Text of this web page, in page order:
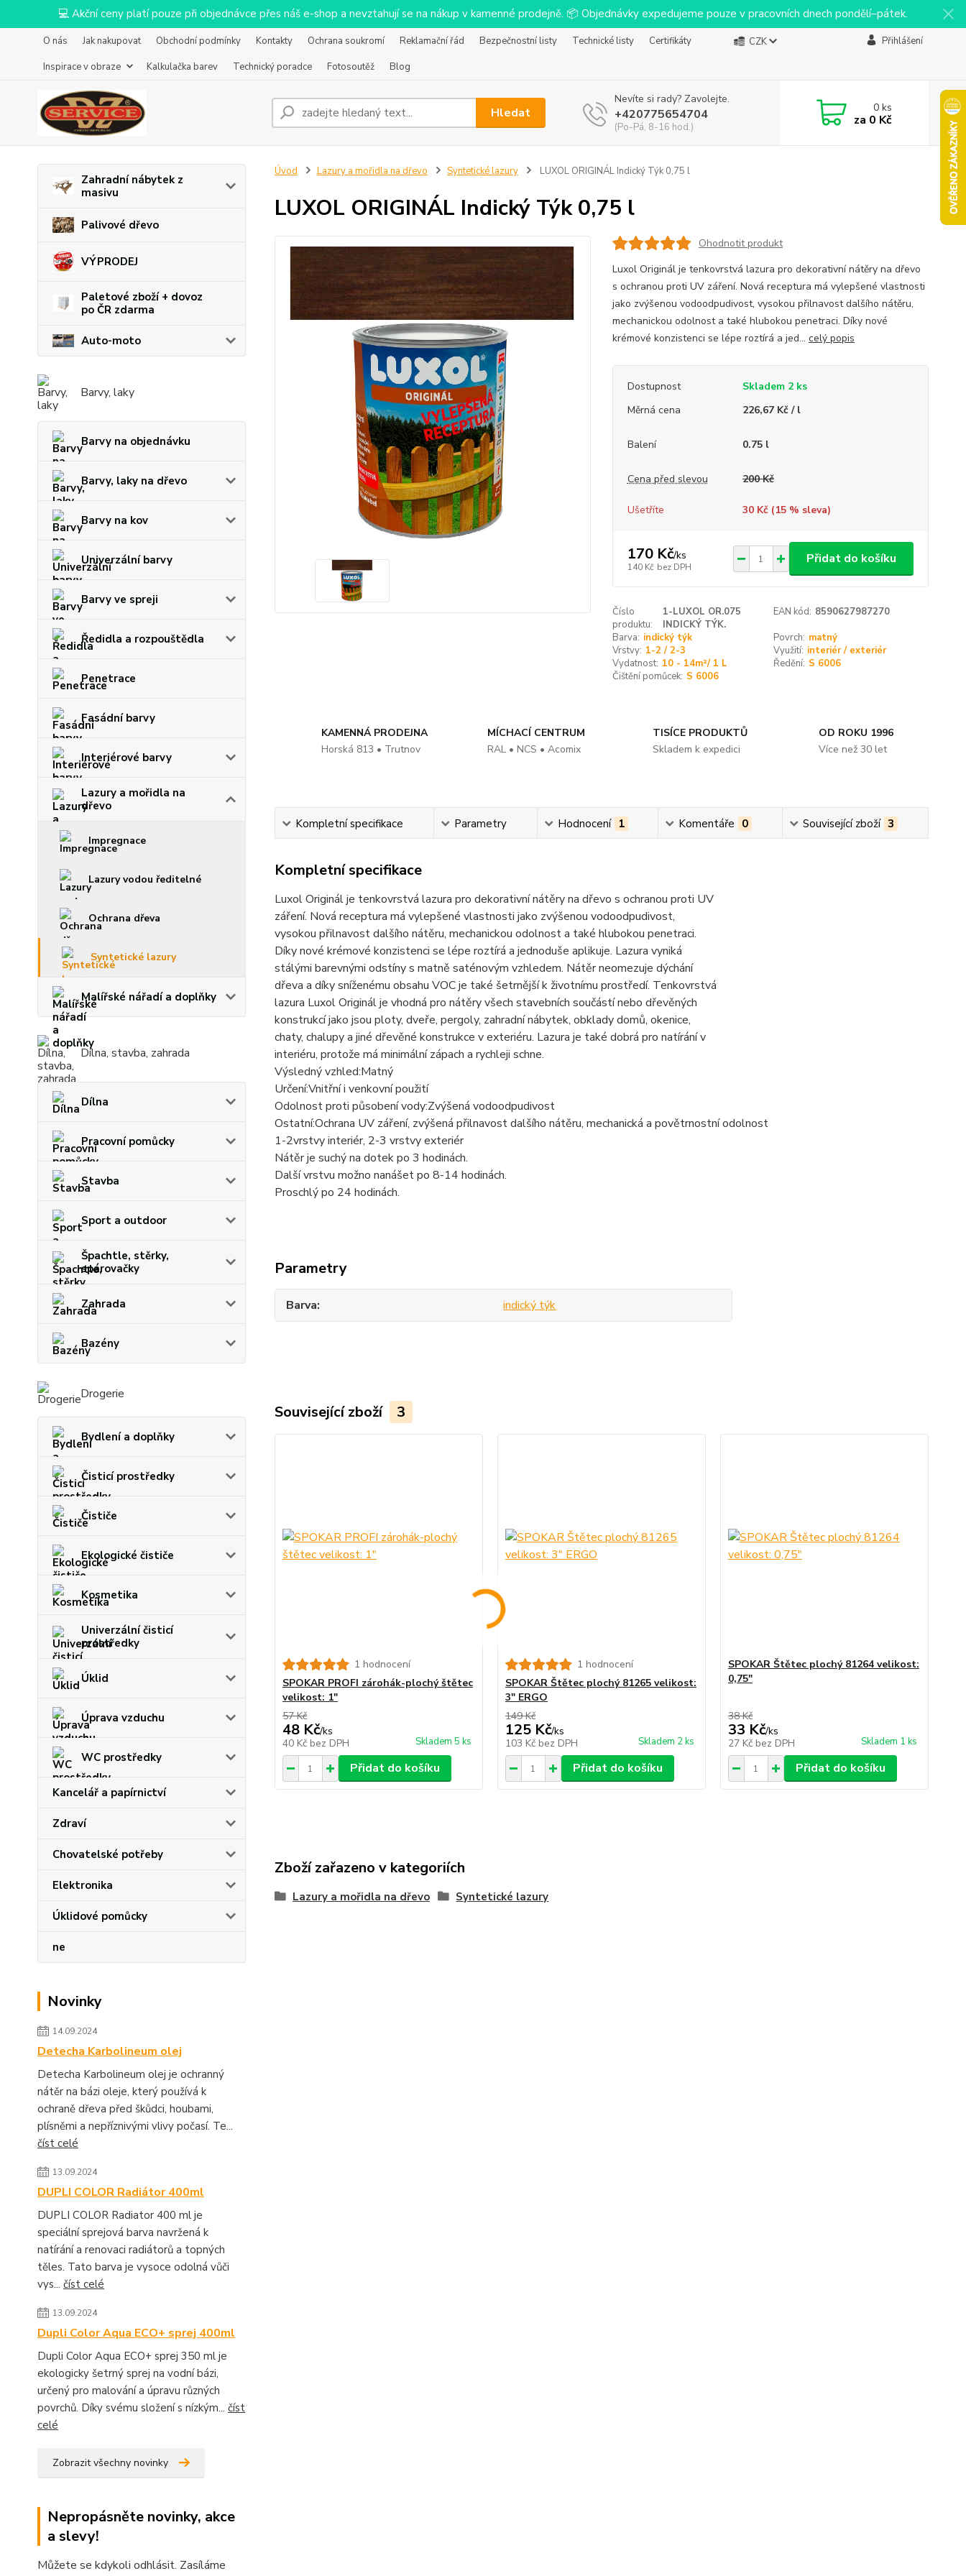
💻 Akční ceny platí pouze při objednávce přes náš e-shop a nevztahují se na nákup v kamenné prodejně. 📦 Objednávky expedujeme pouze v pracovních dnech pondělí–pátek.
O nás Jak nakupovat Obchodní podmínky Kontakty Ochrana soukromí Reklamační řád Bezpečnostní listy Technické listy
Certifikáty
Inspirace v obraze
Kalkulačka barev Technický poradce Fotosoutěž Blog
CZK Přihlášení
Hledat
Nevíte si rady? Zavolejte.
+420775654704
(Po-Pá, 8-16 hod.)
0ks
za 0 Kč
Zahradní nábytek z
masivu
Palivové dřevo
VÝPRODEJ
Paletové zboží + dovoz
po ČR zdarma
Auto-moto
Barvy, laky
Barvy na objednávku
Barvy, laky na dřevo
Barvy na kov
Univerzální barvy
Barvy ve spreji
Ředidla a rozpouštědla
Penetrace
Fasádní barvy
Interiérové barvy
Lazury a mořidla na
dřevo
Impregnace
Lazury vodou ředitelné
Ochrana dřeva
Syntetické lazury
Malířské nářadí a doplňky
Dílna, stavba, zahrada
Dílna
Pracovní pomůcky
Stavba
Sport a outdoor
Špachtle, stěrky,
spárovačky
Zahrada
Bazény
Drogerie
Bydlení a doplňky
Čisticí prostředky
Čističe
Ekologické čističe
Kosmetika
Univerzální čisticí
prostředky
Úklid
Úprava vzduchu
WC prostředky
Kancelář a papírnictví
Zdraví
Chovatelské potřeby
Elektronika
Úklidové pomůcky
ne
Novinky
14.09.2024
Detecha Karbolineum olej
Detecha Karbolineum olej je ochranný
nátěr na bázi oleje, který používá k
ochraně dřeva před škůdci, houbami,
plísněmi a nepříznivými vlivy počasí. Te...
číst celé
13.09.2024
DUPLI COLOR Radiátor 400ml
DUPLI COLOR Radiator 400 ml je
speciální sprejová barva navržená k
natírání a renovaci radiátorů a topných
těles. Tato barva je vysoce odolná vůči
vys... číst celé
13.09.2024
Dupli Color Aqua ECO+ sprej 400ml
Dupli Color Aqua ECO+ sprej 350 ml je
ekologicky šetrný sprej na vodní bázi,
určený pro malování a úpravu různých
povrchů. Díky svému složení s nízkým... číst
celé
Zobrazit všechny novinky
Nepropásněte novinky, akce
a slevy!
Můžete se kdykoli odhlásit. Zasíláme
Úvod Lazury a mořidla na dřevo Syntetické lazury LUXOL ORIGINÁL Indický Týk 0,75 l
LUXOL ORIGINÁL Indický Týk 0,75 l
Ohodnotit produkt
Luxol Originál je tenkovrstvá lazura pro dekorativní nátěry na dřevo
s ochranou proti UV záření. Nová receptura má vylepšené vlastnosti
jako zvýšenou vodoodpudivost, vysokou přilnavost dalšího nátěru,
mechanickou odolnost a také hlubokou penetraci. Díky nové
krémové konzistenci se lépe roztírá a jed... celý popis
Dostupnost
Skladem 2 ks
Měrná cena
226,67 Kč / l
Balení 0.75 l
Cena před slevou 200 Kč
Ušetříte 30 Kč (15% sleva)
170 Kč/ks
140 Kč bez DPH
Přidat do košíku
Číslo
produktu:
1-LUXOL OR.075
INDICKÝ TÝK.
EAN kód: 8590627987270
Barva: indický týk Povrch: matný
Vrstvy: 1-2 / 2-3 Využití: interiér / exteriér
Vydatnost: 10 - 14m²/ 1 L Ředění: S 6006
Čištění pomůcek: S 6006
KAMENNÁ PRODEJNA
Horská 813 • Trutnov
MÍCHACÍ CENTRUM
RAL • NCS • Acomix
TISÍCE PRODUKTŮ
Skladem k expedici
OD ROKU 1996
Více než 30 let
Kompletní specifikace Parametry Hodnocení 1 Komentáře 0 Související zboží 3
Kompletní specifikace
Luxol Originál je tenkovrstvá lazura pro dekorativní nátěry na dřevo s ochranou proti UV
záření. Nová receptura má vylepšené vlastnosti jako zvýšenou vodoodpudivost,
vysokou přilnavost dalšího nátěru, mechanickou odolnost a také hlubokou penetraci.
Díky nové krémové konzistenci se lépe roztírá a jednoduše aplikuje. Lazura vyniká
stálými barevnými odstíny s matně saténovým vzhledem. Nátěr neomezuje dýchání
dřeva a díky sníženému obsahu VOC je také šetrnější k životnímu prostředí. Tenkovrstvá
lazura Luxol Originál je vhodná pro nátěry všech stavebních součástí nebo dřevěných
konstrukcí jako jsou ploty, dveře, pergoly, zahradní nábytek, obklady domů, okenice,
chaty, chalupy a jiné dřevěné konstrukce v exteriéru. Lazura je také dobrá pro natírání v
interiéru, protože má minimální zápach a rychleji schne.
Výsledný vzhled:Matný
Určení:Vnitřní i venkovní použití
Odolnost proti působení vody:Zvýšená vodoodpudivost
Ostatní:Ochrana UV záření, zvýšená přilnavost dalšího nátěru, mechanická a povětrnostní odolnost
1-2vrstvy interiér, 2-3 vrstvy exteriér
Nátěr je suchý na dotek po 3 hodinách.
Další vrstvu možno nanášet po 8-14 hodinách.
Proschlý po 24 hodinách.
Parametry
Barva indický týk
Související zboží 3
1 hodnocení
SPOKAR PROFI zárohák-plochý štětec
velikost: 1"
57 Kč
48 Kč/ks
40 Kč bez DPH Skladem 5 ks
Přidat do košíku
1 hodnocení
SPOKAR Štětec plochý 81265 velikost:
3" ERGO
149 Kč
125 Kč/ks
103 Kč bez DPH Skladem 2 ks
Přidat do košíku
SPOKAR Štětec plochý 81264 velikost:
0,75"
38 Kč
33 Kč/ks
27 Kč bez DPH Skladem 1 ks
Přidat do košíku
Zboží zařazeno v kategoriích
Lazury a mořidla na dřevo Syntetické lazury